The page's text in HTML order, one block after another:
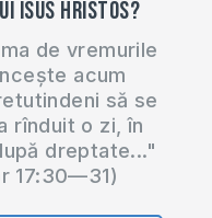
Isus Hristos?
de vremurile
acum
să se
rînduit o zi, în
dreptate..."
17:30—31)